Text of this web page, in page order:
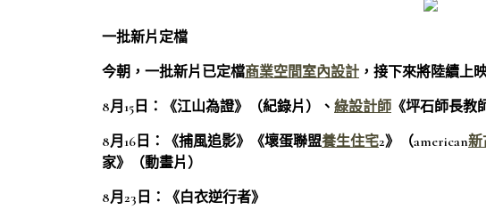
一批新片定檔
今朝，一批新片已定檔商業空間室內設計 ，接下來將陸續上
8月15日：《江山為證》（紀錄片）、 綠設計師 《坪石師長教
8月16日：《捕風追影》《壞蛋聯盟養生住宅2》（american新
家》（動畫片）
8月23日：《白衣逆行者》